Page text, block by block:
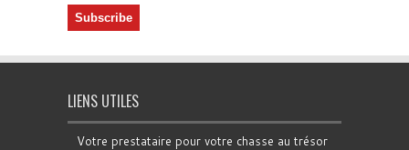
LIENS UTILES
Votre prestataire pour votre chasse au trésor